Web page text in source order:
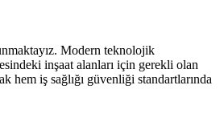
Modern teknolojik
inşaat alanları için gerekli olan
hem iş sağlığı güvenliği standartlarında